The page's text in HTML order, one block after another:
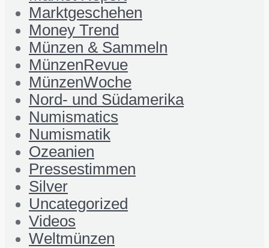
Marktgeschehen
Money Trend
Münzen & Sammeln
MünzenRevue
MünzenWoche
Nord- und Südamerika
Numismatics
Numismatik
Ozeanien
Pressestimmen
Silver
Uncategorized
Videos
Weltmünzen